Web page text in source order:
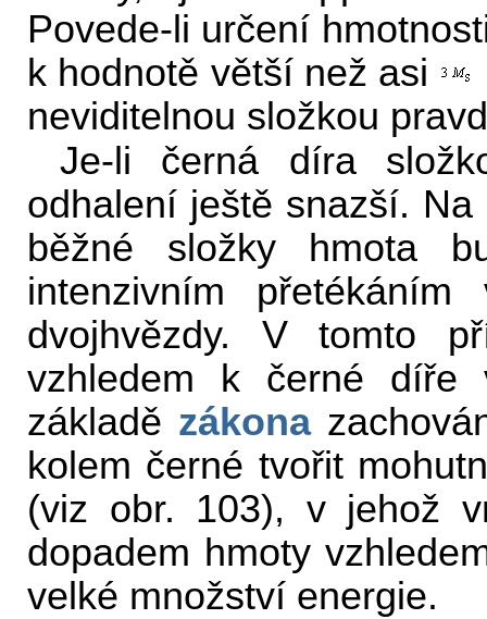
Povede-li určení
k hodnotě větší než asi
neviditelnou složkou
Je-li černá díra
odhalení ještě snazší.
běžné složky hmota
intenzivním
dvojhvězdy. V tomto
vzhledem k černé
základě zákona
kolem černé tvořit
(viz obr. 103), v jehož
dopadem hmoty
velké množství energie.